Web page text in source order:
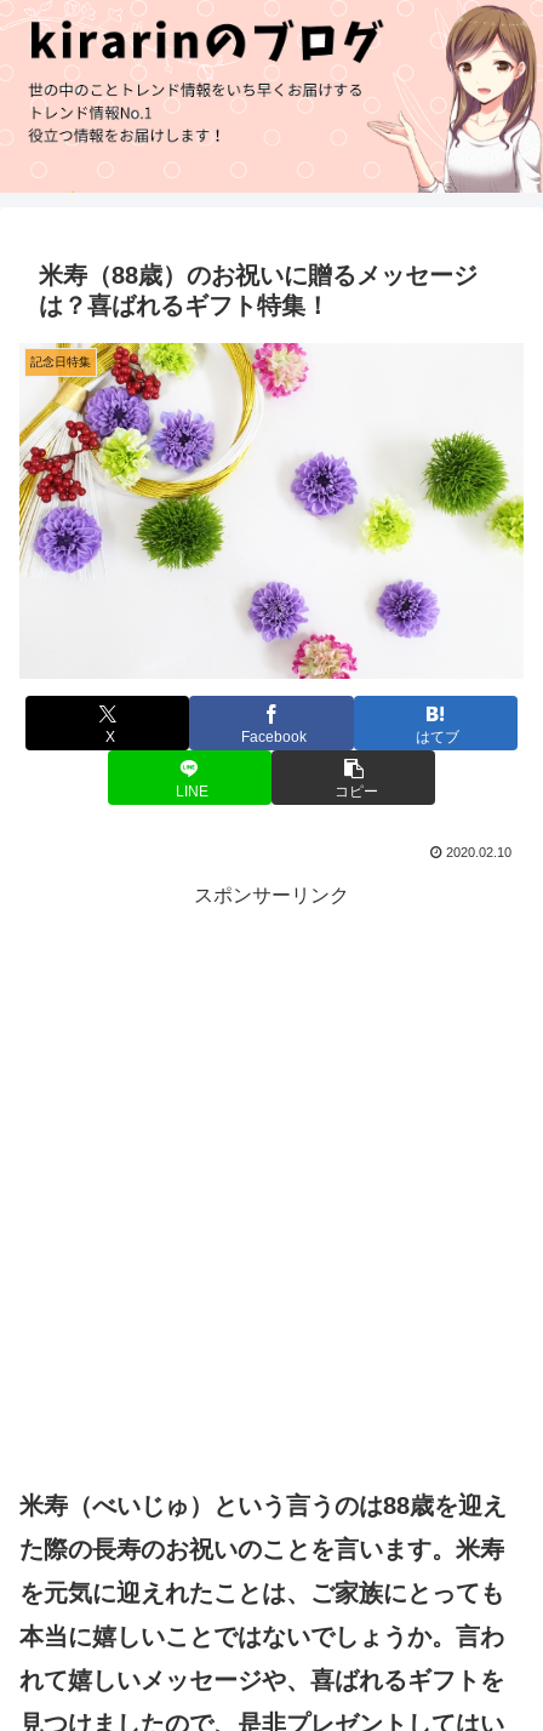
米寿（88歳）のお祝いに贈るメッセージ
は？喜ばれるギフト特集！
記念日特集
X Facebook はてブ
LINE コピー
2020.02.10
スポンサーリンク
米寿（べいじゅ）という言うのは88歳を迎え
た際の長寿のお祝いのことを言います。米寿
を元気に迎えれたことは、ご家族にとっても
本当に嬉しいことではないでしょうか。言わ
れて嬉しいメッセージや、喜ばれるギフトを
見つけましたので、是非プレゼントしてはい